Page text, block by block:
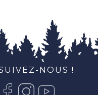
NOUS !